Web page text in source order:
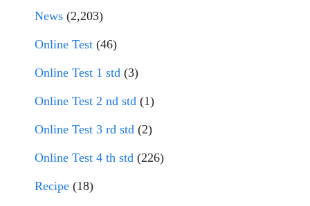
News (2,203)
Online Test (46)
Online Test 1 std (3)
Online Test 2 nd std (1)
Online Test 3 rd std (2)
Online Test 4 th std (226)
Recipe (18)